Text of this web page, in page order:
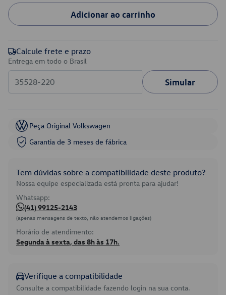
Adicionar ao carrinho
Calcule frete e prazo
Entrega em todo o Brasil
Simular
Peça Original Volkswagen
Garantia de 3 meses de fábrica
Tem dúvidas sobre a compatibilidade deste produto?
Nossa equipe especializada está pronta para ajudar!
Whatsapp:
(41) 99125-2143
(apenas mensagens de texto, não atendemos ligações)
Horário de atendimento:
Segunda à sexta, das 8h às 17h.
Verifique a compatibilidade
Consulte a compatibilidade fazendo login na sua conta.